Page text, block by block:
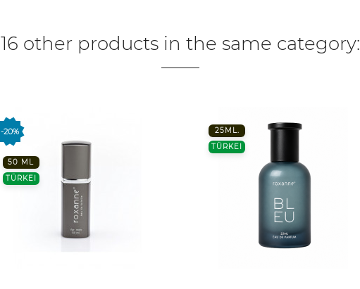
16 other products in the same category:
-20%
50 ML
TÜRKEI
25ML.
TÜRKEI